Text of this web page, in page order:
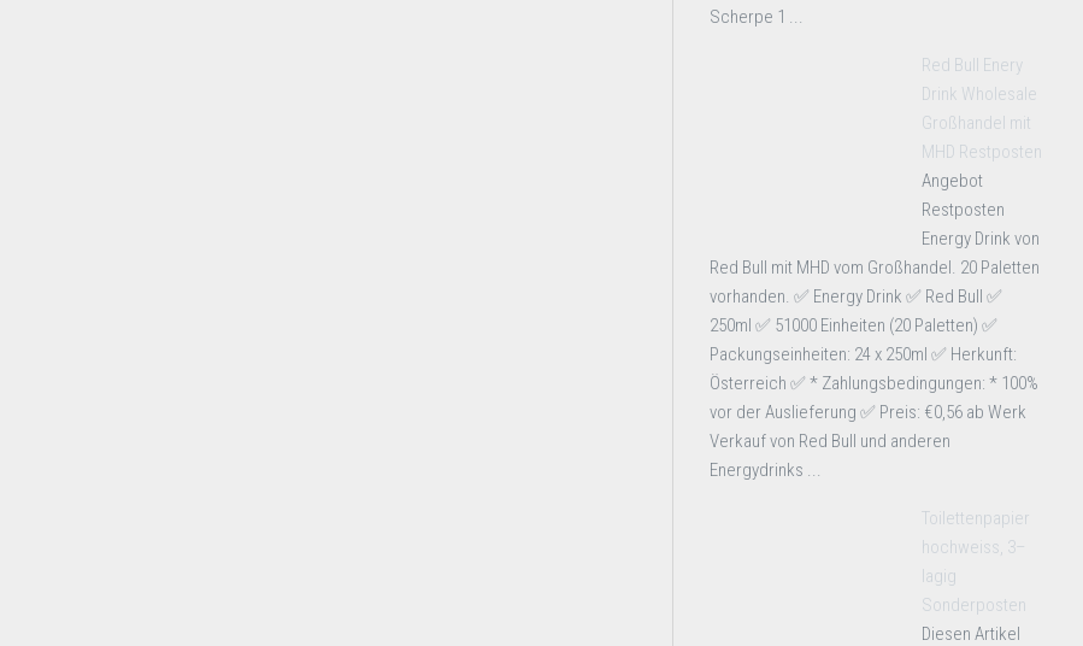
Scherpe 1 ...
Red Bull Enery
Drink Wholesale
Großhandel mit
MHD Restposten
Angebot
Restposten
Energy Drink von
Red Bull mit MHD vom Großhandel. 20 Paletten
vorhanden. ✅ Energy Drink ✅ Red Bull ✅
250ml ✅ 51000 Einheiten (20 Paletten) ✅
Packungseinheiten: 24 x 250ml ✅ Herkunft:
Österreich ✅ * Zahlungsbedingungen: * 100%
vor der Auslieferung ✅ Preis: €0,56 ab Werk
Verkauf von Red Bull und anderen
Energydrinks ...
Toilettenpapier
hochweiss, 3–
lagig
Sonderposten
Diesen Artikel